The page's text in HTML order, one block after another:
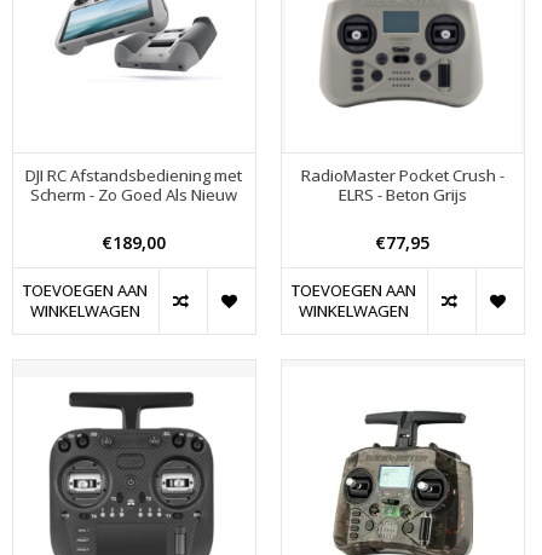
DJI RC Afstandsbediening met
Scherm - Zo Goed Als Nieuw
€189,00
TOEVOEGEN AAN
WINKELWAGEN
RadioMaster Pocket Crush -
ELRS - Beton Grijs
€77,95
TOEVOEGEN AAN
WINKELWAGEN